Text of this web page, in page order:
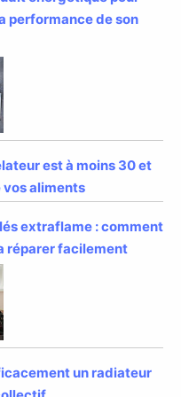
performance de son
est à moins 30 et
aliments
extraflame : comment
réparer facilement
un radiateur